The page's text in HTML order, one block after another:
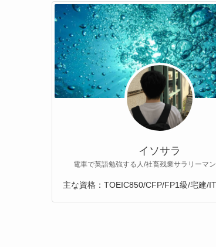
イソサラ
電車で英語勉強する人/社畜残業サラリーマ
主な資格：TOEIC850/CFP/FP1級/宅建/